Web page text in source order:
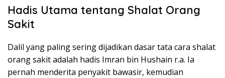
Hadis Utama tentang Shalat Orang
Sakit
Dalil yang paling sering dijadikan dasar tata cara shalat
orang sakit adalah hadis Imran bin Hushain r.a. Ia
pernah menderita penyakit bawasir, kemudian